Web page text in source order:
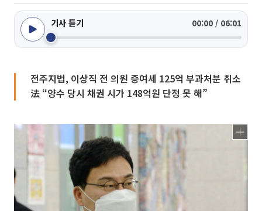
기사 듣기 00:00 / 06:01
전주지법, 이상직 전 의원 증여세 125억 부과처분 취소
法 “양수 당시 채권 시가 148억원 단정 못 해”